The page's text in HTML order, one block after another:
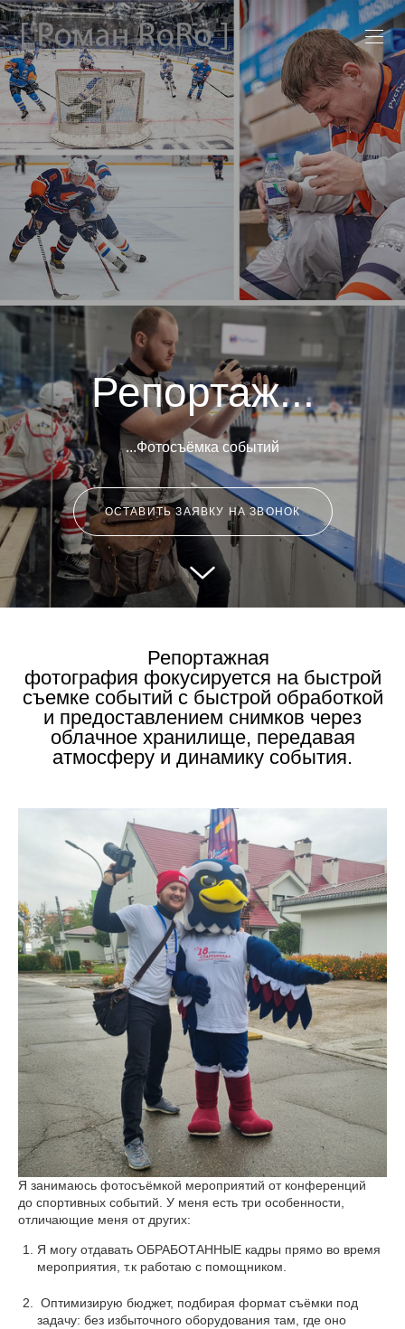
Репортаж...
...Фотосъёмка событий
ОСТАВИТЬ ЗАЯВКУ НА ЗВОНОК
Репортажная
фотография фокусируется на быстрой
съемке событий с быстрой обработкой
и предоставлением снимков через
облачное хранилище, передавая
атмосферу и динамику события.
Я занимаюсь фотосъёмкой мероприятий от конференций
до спортивных событий. У меня есть три особенности,
отличающие меня от других:
Я могу отдавать ОБРАБОТАННЫЕ кадры прямо во время
мероприятия, т.к работаю с помощником.
Оптимизирую бюджет, подбирая формат съёмки под
задачу: без избыточного оборудования там, где оно